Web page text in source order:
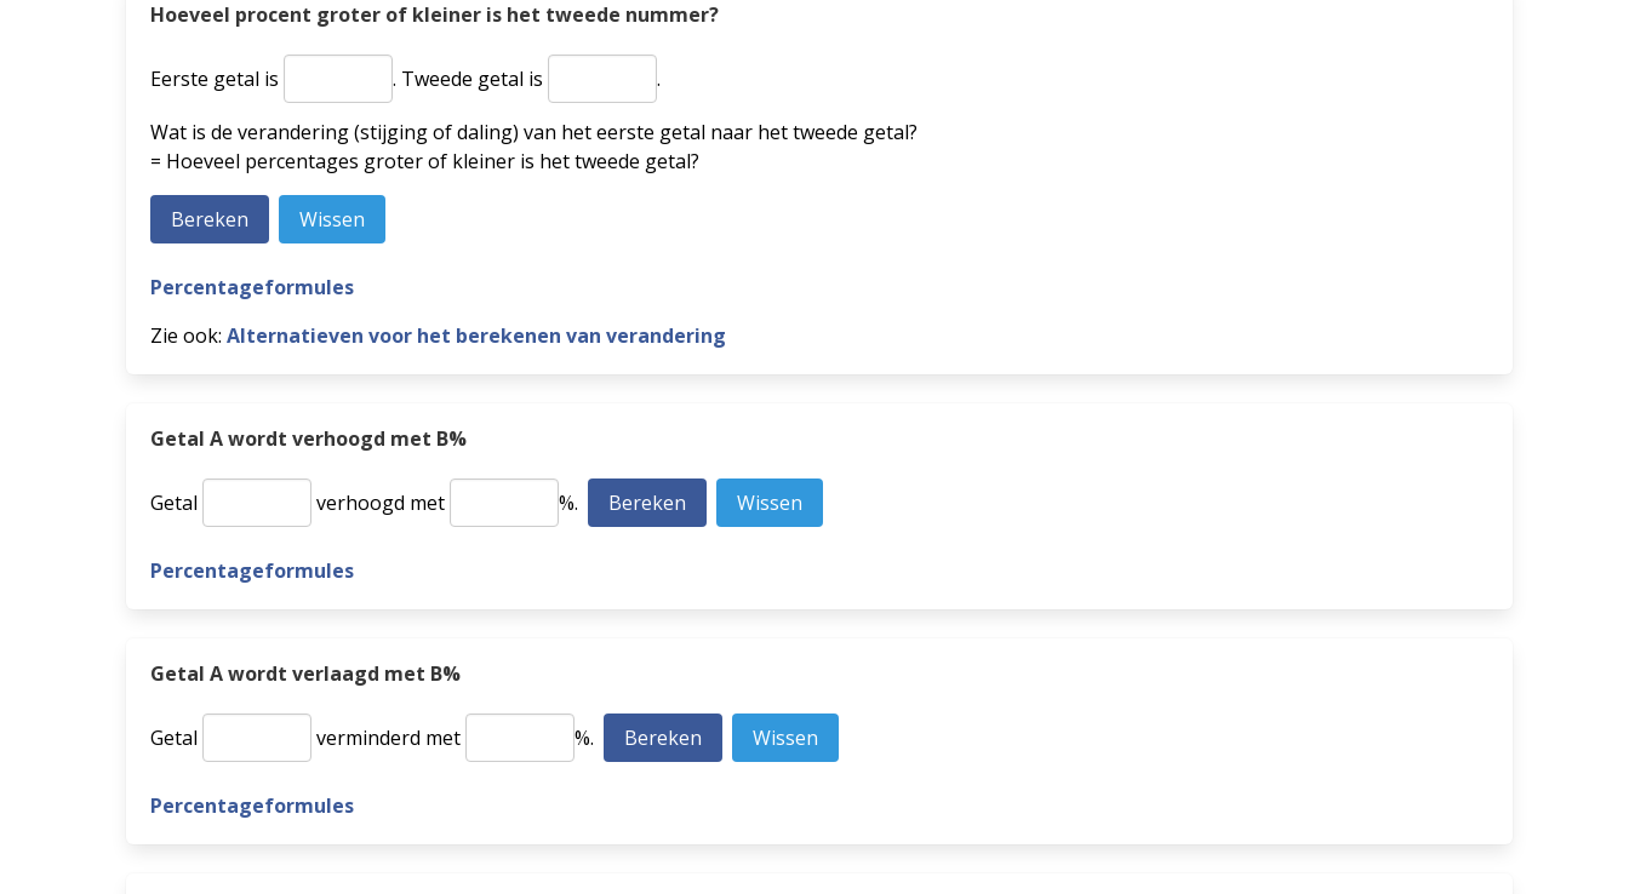
Hoeveel procent groter of kleiner is het tweede nummer?
Eerste getal is . Tweede getal is
.
Wat is de verandering (stijging of daling) van het eerste getal naar het tweede getal?
= Hoeveel percentages groter of kleiner is het tweede getal?
Percentageformules
Zie ook: Alternatieven voor het berekenen van verandering
Getal A wordt verhoogd met B%
Getal verhoogd met %.
Percentageformules
Getal A wordt verlaagd met B%
Getal verminderd met %.
Percentageformules